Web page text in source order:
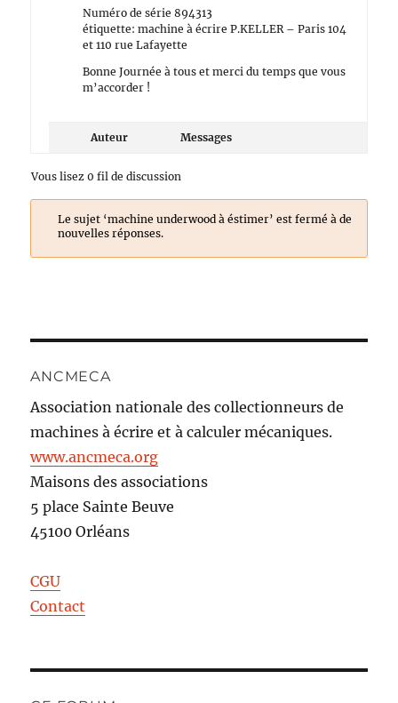
Numéro de série 894313
étiquette: machine à écrire P.KELLER – Paris 104
et 110 rue Lafayette
Bonne Journée à tous et merci du temps que vous
m’accorder !
Auteur Messages
Vous lisez 0 fil de discussion
Le sujet ‘machine underwood à éstimer’ est fermé à de
nouvelles réponses.
ANCMECA
Association nationale des collectionneurs de
machines à écrire et à calculer mécaniques.
www.ancmeca.org
Maisons des associations
5 place Sainte Beuve
45100 Orléans
CGU
Contact